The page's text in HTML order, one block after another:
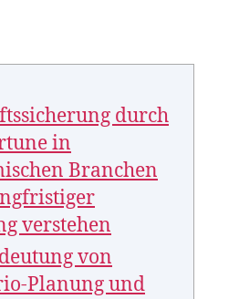
durch
in
Branchen
verstehen
von
Planung und